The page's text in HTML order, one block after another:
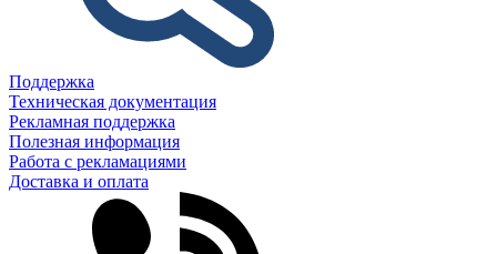
Поддержка
Техническая документация
Рекламная поддержка
Полезная информация
Работа с рекламациями
Доставка и оплата